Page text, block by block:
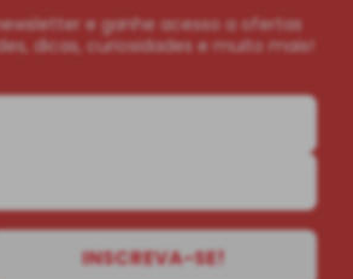
e ganhe acesso a ofertas
dicas, curiosidades e muito mais!
INSCREVA-SE!